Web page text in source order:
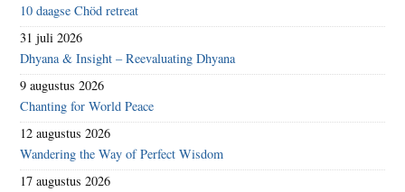
10 daagse Chöd retreat
31 juli 2026
Dhyana & Insight – Reevaluating Dhyana
9 augustus 2026
Chanting for World Peace
12 augustus 2026
Wandering the Way of Perfect Wisdom
17 augustus 2026